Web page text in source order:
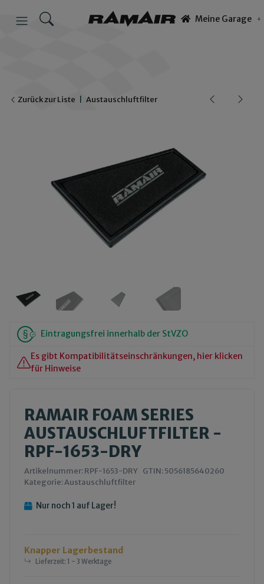
Meine Garage
Zurück zur Liste Austauschluftfilter
Eintragungsfrei innerhalb der StVZO
Es gibt Kompatibilitätseinschränkungen, hier klicken
für Hinweise
RAMAIR FOAM SERIES
AUSTAUSCHLUFTFILTER -
RPF-1653-DRY
Artikelnummer:RPF-1653-DRY GTIN:5056185640260
Kategorie:Austauschluftfilter
Nur noch 1 auf Lager!
Knapper Lagerbestand
Lieferzeit: 1 - 3 Werktage